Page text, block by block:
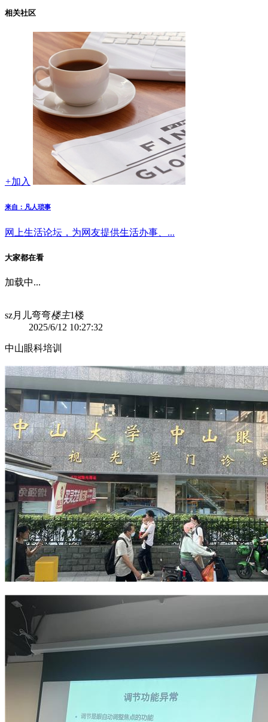
相关社区
+加入
来自：凡人琐事
网上生活论坛，为网友提供生活办事、...
大家都在看
加载中...
sz月儿弯弯楼主1楼
2025/6/12 10:27:32
中山眼科培训